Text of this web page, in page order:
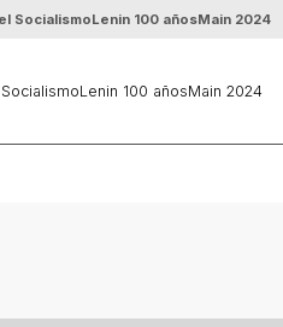
SocialismoLenin 100 añosMain 2024
Lenin 100 añosMain 2024